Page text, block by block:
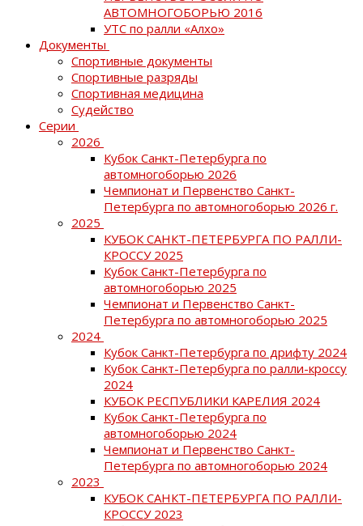
АВТОМНОГОБОРЬЮ 2016
УТС по ралли «Алхо»
Документы
Спортивные документы
Спортивные разряды
Спортивная медицина
Судейство
Серии
2026
Кубок Санкт-Петербурга по
автомногоборью 2026
Чемпионат и Первенство Санкт-
Петербурга по автомногоборью 2026 г.
2025
КУБОК САНКТ-ПЕТЕРБУРГА ПО РАЛЛИ-
КРОССУ 2025
Кубок Санкт-Петербурга по
автомногоборью 2025
Чемпионат и Первенство Санкт-
Петербурга по автомногоборью 2025
2024
Кубок Санкт-Петербурга по дрифту 2024
Кубок Санкт-Петербурга по ралли-кроссу
2024
КУБОК РЕСПУБЛИКИ КАРЕЛИЯ 2024
Кубок Санкт-Петербурга по
автомногоборью 2024
Чемпионат и Первенство Санкт-
Петербурга по автомногоборью 2024
2023
КУБОК САНКТ-ПЕТЕРБУРГА ПО РАЛЛИ-
КРОССУ 2023